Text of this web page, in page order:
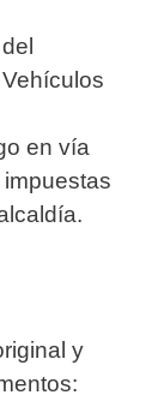
en vía
y